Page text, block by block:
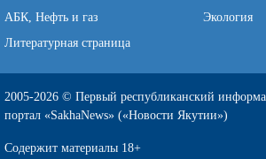
АБК, Нефть и газ
Экология
Литературная страница
2005-2026 © Первый республиканский
портал «SakhaNews» («Новости Якутии»)
Содержит материалы 18+